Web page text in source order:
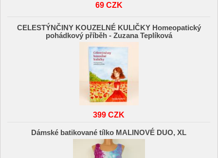
69 CZK
CELESTÝNČINY KOUZELNÉ KULIČKY Homeopatický
pohádkový příběh - Zuzana Teplíková
399 CZK
Dámské batikované tílko MALINOVÉ DUO, XL